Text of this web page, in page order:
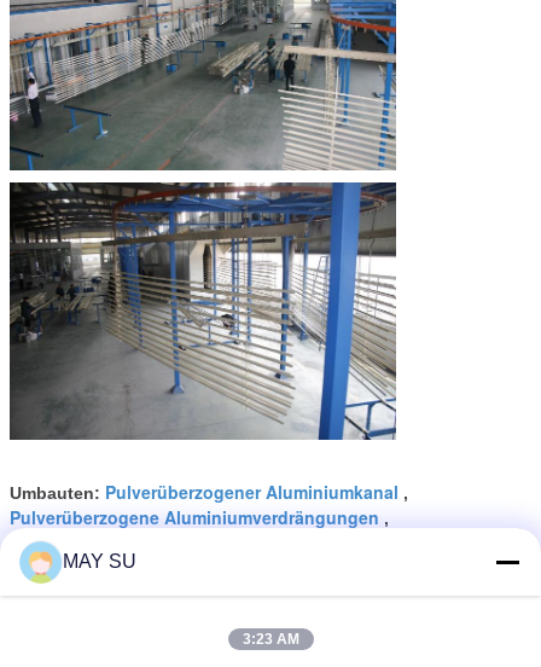
Umbauten: Pulverüberzogener Aluminiumkanal ,
Pulverüberzogene Aluminiumverdrängungen ,
Strukturelle Aluminiumprofile sandstrahlend
Erhalten Sie den besten Preis für
MAY SU
3:23 AM